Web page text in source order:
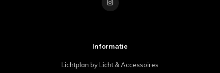
Informatie
Lichtplan by Licht & Accessoires